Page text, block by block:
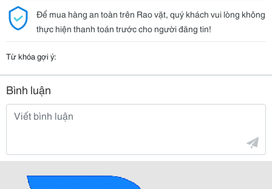
Để mua hàng an toàn trên Rao vặt, quý khách vui lòng không
thực hiện thanh toán trước cho người đăng tin!
Từ khóa gợi ý:
Bình luận